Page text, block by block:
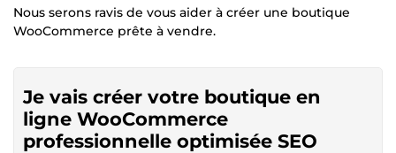
Nous serons ravis de vous aider à créer une boutique
WooCommerce prête à vendre.
Je vais créer votre boutique en
ligne WooCommerce
professionnelle optimisée SEO